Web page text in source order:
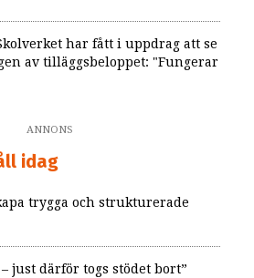
har fått i uppdrag att se
av tilläggsbeloppet: "Fungerar
ANNONS
idag
trygga och strukturerade
just därför togs stödet bort”